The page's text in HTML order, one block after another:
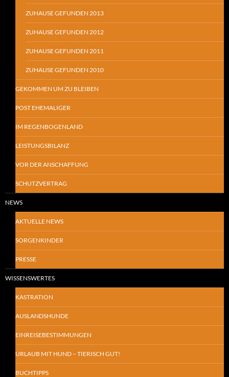
ZUHAUSE GEFUNDEN 2013
ZUHAUSE GEFUNDEN 2012
ZUHAUSE GEFUNDEN 2011
ZUHAUSE GEFUNDEN 2010
GEKOMMEN UM ZU BLEIBEN
POST EHEMALIGER
IM REGENBOGENLAND
LEISTUNGSBILANZ
VOR DER ANSCHAFFUNG
SCHUTZVERTRAG
NEWS
AKTUELLE NEWS
SORGENKINDER
PRESSE
WISSENSWERTES
KASTRATION
AUSLANDSHUNDE
EINREISEBESTIMMUNGEN
URLAUB MIT HUND – TIERISCH GUT!
BUCHTIPPS